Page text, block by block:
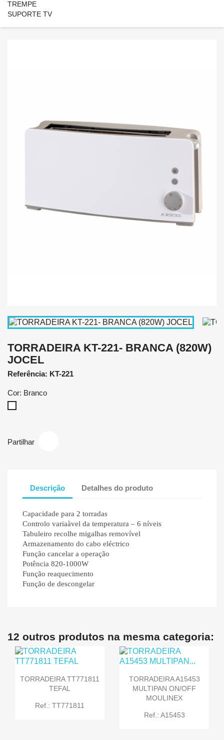
TREMPE
SUPORTE TV
TORRADEIRA KT-221- BRANCA (820W)
JOCEL
Referência: KT-221
Cor: Branco
Partilhar
Descrição Detalhes do produto
Capacidade para 2 torradas
Controlo variaàvel da temperatura – 6 níveis
Tabuleiro recolhe migalhas removível
Armazenamento do cabo eléctrico
Função cancelar a operação
Potência 820-1000W
Função reaquecimento
Função de descongelar
12 outros produtos na mesma categoria:
TORRADEIRA TT771811
TEFAL
Ref.: TT771811
TORRADEIRA A15453
MULTIPAN ON/OFF
MOULINEX
Ref.: A15453